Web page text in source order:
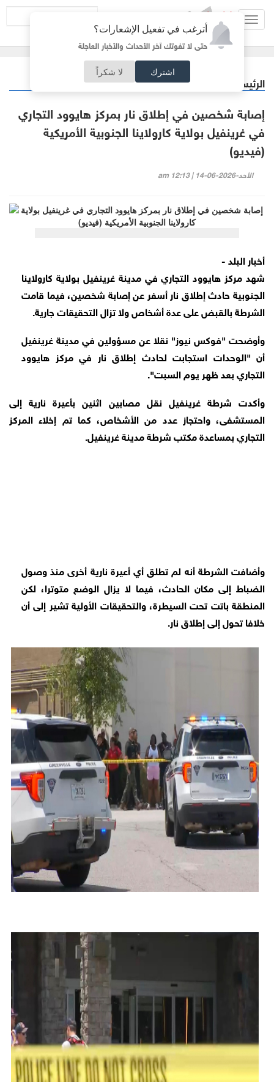
أترغب في تفعيل الإشعارات؟
حتى لا تفوتك آخر الأحداث والأخبار العاجلة
اشترك لا شكراً
الرئيسية
إصابة شخصين في إطلاق نار بمركز هايوود التجاري
في غرينفيل بولاية كارولاينا الجنوبية الأمريكية
(فيديو)
الأحد-2026-06-14 | 12:13 am
أخبار البلد -
شهد مركز هايوود التجاري في مدينة غرينفيل بولاية كارولاينا
الجنوبية حادث إطلاق نار أسفر عن إصابة شخصين، فيما قامت
الشرطة بالقبض على عدة أشخاص ولا تزال التحقيقات جارية.
وأوضحت "فوكس نيوز" نقلا عن مسؤولين في مدينة غرينفيل
أن "الوحدات استجابت لحادث إطلاق نار في مركز هايوود
التجاري بعد ظهر يوم السبت".
وأكدت شرطة غرينفيل نقل مصابين اثنين بأعيرة نارية إلى
المستشفى، واحتجاز عدد من الأشخاص، كما تم إخلاء المركز
التجاري بمساعدة مكتب شرطة مدينة غرينفيل.
وأضافت الشرطة أنه لم تطلق أي أعيرة نارية أخرى منذ وصول
الضباط إلى مكان الحادث، فيما لا يزال الوضع متوترا، لكن
المنطقة باتت تحت السيطرة، والتحقيقات الأولية تشير إلى أن
خلافا تحول إلى إطلاق نار.